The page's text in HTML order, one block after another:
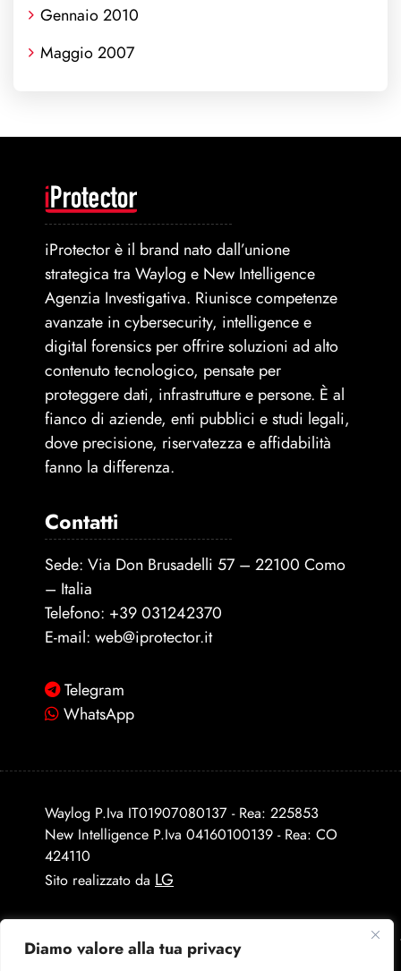
Diamo valore alla tua privacy
Gennaio 2010
Maggio 2007
iProtector è il brand nato dall’unione
strategica tra Waylog e New Intelligence
Agenzia Investigativa. Riunisce competenze
avanzate in cybersecurity, intelligence e
digital forensics per offrire soluzioni ad alto
contenuto tecnologico, pensate per
proteggere dati, infrastrutture e persone. È al
fianco di aziende, enti pubblici e studi legali,
dove precisione, riservatezza e affidabilità
fanno la differenza.
Contatti
Sede: Via Don Brusadelli 57 – 22100 Como
– Italia
Telefono: +39 031242370
E-mail: web@iprotector.it
Telegram
WhatsApp
Waylog P.Iva IT01907080137 - Rea: 225853
New Intelligence P.Iva 04160100139 - Rea: CO
424110
Sito realizzato da LG